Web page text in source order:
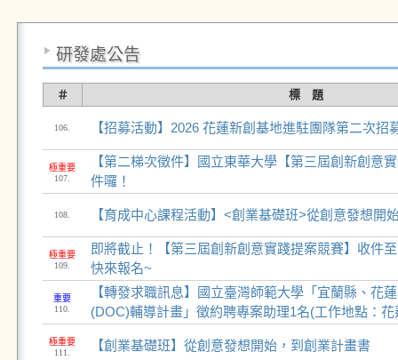
研發處公告
＃ 標 題
106. 【招募活動】2026 花蓮新創基地進駐團隊第二次招
極重要
107.
【第二梯次徵件】國立東華大學【第三屆創新創意
件囉！
108. 【育成中心課程活動】<創業基礎班>從創意發想開
極重要
109.
即將截止！【第三屆創新創意實踐提案競賽】收件
快來報名~
重要
110.
【轉發求職訊息】國立臺灣師範大學「宜蘭縣、花
(DOC)輔導計畫」徵約聘專案助理1名(工作地點：
極重要
111.
【創業基礎班】從創意發想開始，到創業計畫書